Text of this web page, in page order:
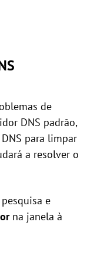
de
DNS padrão,
para limpar
a resolver o
e
na janela à